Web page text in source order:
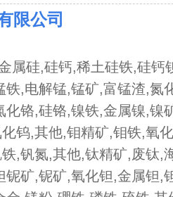
限公司
属硅,硅钙,稀土硅铁,硅钙
铁,电解锰,锰矿,富锰渣,氮
化铬,硅铬,镍铁,金属镍,镍
钨,其他,钼精矿,钼铁,氧
,钒氮,其他,钛精矿,废钛,
铌矿,铌矿,氧化钽,金属钽,